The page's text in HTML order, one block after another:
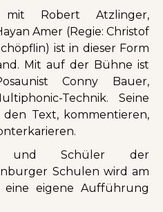
mit Robert Atzlinger,
Amer (Regie: Christof
ist in dieser Form
Mit auf der Bühne ist
Conny Bauer,
Technik. Seine
Text, kommentieren,
und Schüler der
Schulen wird am
eine eigene Aufführung